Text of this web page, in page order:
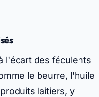
l'écart des féculents
le beurre, l'huile
laitiers, y